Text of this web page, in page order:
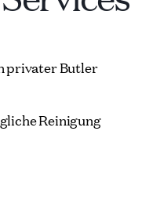
privater Butler
Reinigung